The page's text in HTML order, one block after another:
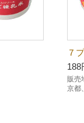
７
188
販売
京都